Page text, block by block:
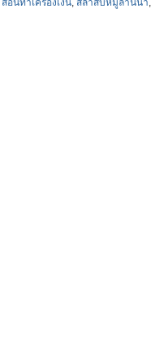
สอนทำเครื่องเงิน, สล่าสิบหมู่ล้านนา,